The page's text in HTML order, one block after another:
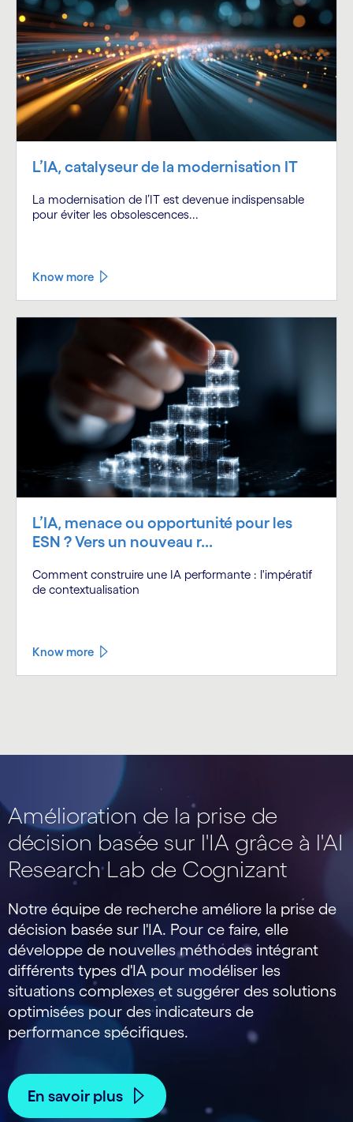
L’IA, catalyseur de la modernisation IT
La modernisation de l’IT est devenue indispensable
pour éviter les obsolescences...
Know more
L’IA, menace ou opportunité pour les
ESN ? Vers un nouveau r...
Comment construire une IA performante : l'impératif
de contextualisation
Know more
Amélioration de la prise de
décision basée sur l'IA grâce à l'AI
Research Lab de Cognizant
Notre équipe de recherche améliore la prise de
décision basée sur l'IA. Pour ce faire, elle
développe de nouvelles méthodes intégrant
différents types d'IA pour modéliser les
situations complexes et suggérer des solutions
optimisées pour des indicateurs de
performance spécifiques.
En savoir plus